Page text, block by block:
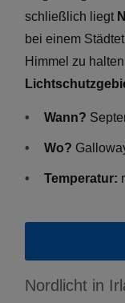
schließlich liegt
bei einem
Himmel zu
Wann?
Wo?
Temperatur:
Nordlicht in